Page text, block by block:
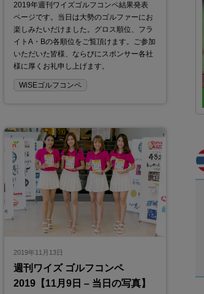
2019年週刊ワイズゴルフコンペ結果発表
ページです。当日は大勢のゴルファーにお
楽しみたいだけました。グロス順位、フラ
イトA・Bの各順位をご覧頂けます。ご参加
いただいた皆様、ならびにスポンサー各社
様に厚くお礼申し上げます。
WiSEゴルフコンペ
2019年11月13日
週刊ワイズ ゴルフコンペ
2019【11月9日 – 当日の写真】